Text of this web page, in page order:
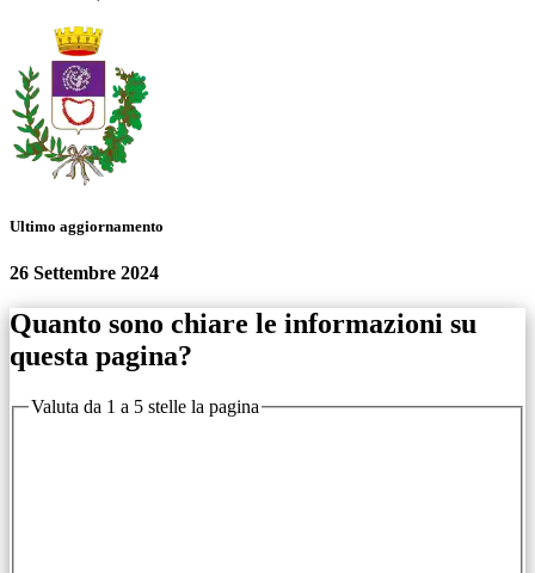
Ultimo aggiornamento
26 Settembre 2024
Quanto sono chiare le informazioni su
questa pagina?
Valuta da 1 a 5 stelle la pagina